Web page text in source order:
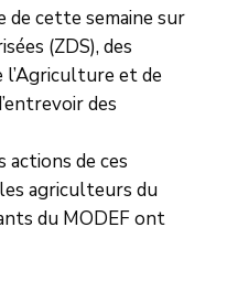
de cette semaine sur
(ZDS), des
et de
des
actions de ces
agriculteurs du
du MODEF ont